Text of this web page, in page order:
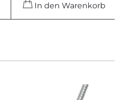
In den Warenkorb